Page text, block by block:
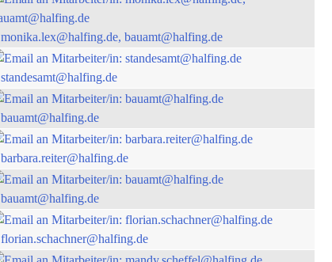
monika.lex@halfing.de, bauamt@halfing.de
standesamt@halfing.de
bauamt@halfing.de
barbara.reiter@halfing.de
bauamt@halfing.de
florian.schachner@halfing.de